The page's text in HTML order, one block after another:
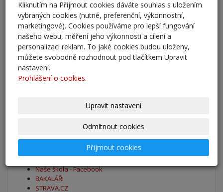
Adaptační kurzy
27. 8. 2025
Zahájení školního roku 2025/2026
27. 8. 2025
Výsledky - přestup do 6. očníku
Naše škola - Facebook
BAKALÁŘI
STRAVA.CZ
Kliknutím na Přijmout cookies dáváte souhlas s uložením
vybraných cookies (nutné, preferenční, výkonnostní,
marketingové). Cookies používáme pro lepší fungování
našeho webu, měření jeho výkonnosti a cílení a
personalizaci reklam. To jaké cookies budou uloženy,
můžete svobodně rozhodnout pod tlačítkem Upravit
nastavení.
Prohlášení o cookies.
Upravit nastavení
Odmítnout cookies
Přijmout cookies